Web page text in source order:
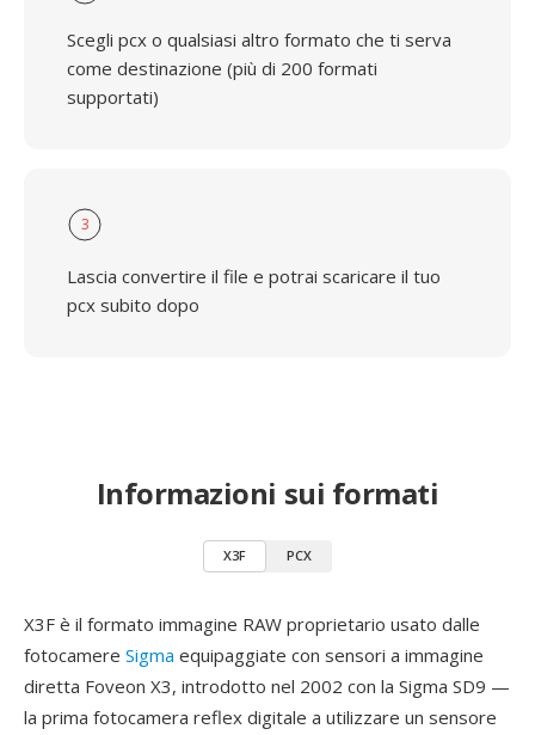
Scegli pcx o qualsiasi altro formato che ti serva
come destinazione (più di 200 formati
supportati)
3
Lascia convertire il file e potrai scaricare il tuo
pcx subito dopo
Informazioni sui formati
X3F PCX
X3F è il formato immagine RAW proprietario usato dalle
fotocamere Sigma equipaggiate con sensori a immagine
diretta Foveon X3, introdotto nel 2002 con la Sigma SD9 —
la prima fotocamera reflex digitale a utilizzare un sensore